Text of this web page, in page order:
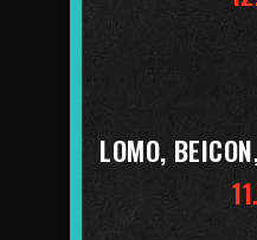
LOMO,